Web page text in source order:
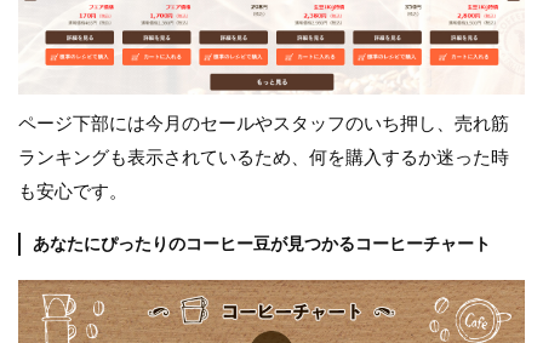
ページ下部には今月のセールやスタッフのいち押し、売れ筋
ランキングも表示されているため、何を購入するか迷った時
も安心です。
あなたにぴったりのコーヒー豆が見つかるコーヒーチャート